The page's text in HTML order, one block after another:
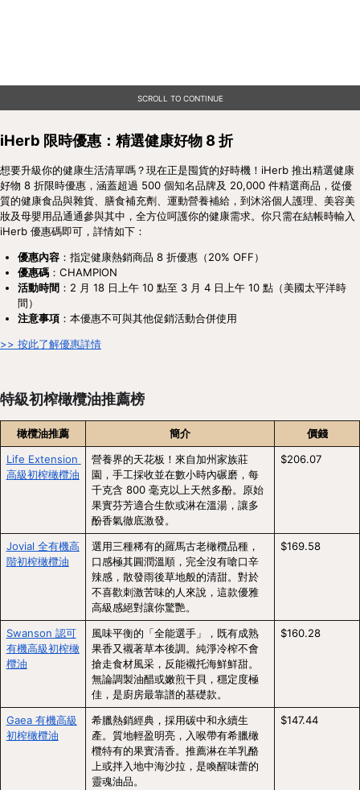
SCROLL TO CONTINUE
iHerb 限時優惠：精選健康好物 8 折
想要升級你的健康生活清單嗎？現在正是囤貨的好時機！iHerb 推出精選健康
好物 8 折限時優惠，涵蓋超過 500 個知名品牌及 20,000 件精選商品，從優
質的健康食品與雜貨、膳食補充劑、運動營養補給，到沐浴個人護理、美容美
妝及母嬰用品通通參與其中，全方位呵護你的健康需求。你只需在結帳時輸入
iHerb 優惠碼即可，詳情如下：
優惠內容 ：指定健康熱銷商品 8 折優惠（20% OFF）
優惠碼 ：CHAMPION
活動時間 ：2 月 18 日上午 10 點至 3 月 4 日上午 10 點（美國太平洋時
間）
注意事項 ：本優惠不可與其他促銷活動合併使用
>> 按此了解優惠詳情
特級初榨橄欖油推薦榜
橄欖油推薦 簡介
價錢
Life Extension
高級初榨橄欖油
營養界的天花板！來自加州家族莊
園，手工採收並在數小時內碾磨，每
千克含 800 毫克以上天然多酚。原始
果實芬芳適合生飲或淋在溫湯，讓多
酚香氣徹底激發。
$206.07
Jovial 全有機高
階初榨橄欖油
選用三種稀有的羅馬古老橄欖品種，
口感極其圓潤溫順，完全沒有嗆口辛
辣感，散發雨後草地般的清甜。對於
不喜歡刺激苦味的人來說，這款優雅
高級感絕對讓你驚艷。
$169.58
Swanson 認可
有機高級初榨橄
欖油
風味平衡的「全能選手」，既有成熟
果香又襯著草本後調。純淨冷榨不會
搶走食材風采，反能襯托海鮮鮮甜。
無論調製油醋或嫩煎干貝，穩定度極
佳，是廚房最靠譜的基礎款。
$160.28
Gaea 有機高級
初榨橄欖油
希臘熱銷經典，採用碳中和永續生
產。質地輕盈明亮，入喉帶有希臘橄
欖特有的果實清香。推薦淋在羊乳酪
上或拌入地中海沙拉，是喚醒味蕾的
靈魂油品。
$147.44